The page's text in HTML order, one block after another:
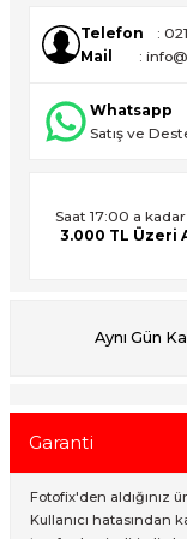
Telefon
:
Mail
:
Whatsapp
Satış ve
Saat 17:00 a
3.000 TL Üzeri
Aynı Gün
Garanti
Fotofix'den aldığınız
Kullanıcı hatasından